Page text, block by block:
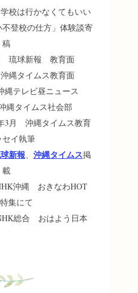
校は行かなくてもいい
登校の仕方」体験談寄
稿
琉球新報 教育面
沖縄タイムス教育面
縄テレビ昼ニュース
縄タイムス社会部
3月 沖縄タイムス教育
セイ執筆
新報、 沖縄タイムス掲
載
沖縄 おきなわHOT
集にて
総合 おはよう日本